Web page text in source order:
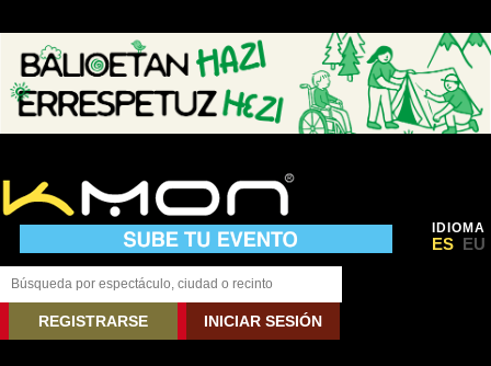
IDIOMA
ES EU
REGISTRARSE INICIAR SESIÓN